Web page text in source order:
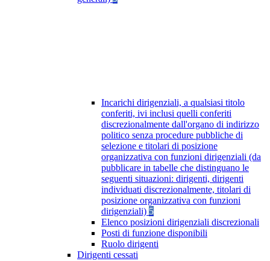
Incarichi dirigenziali, a qualsiasi titolo
conferiti, ivi inclusi quelli conferiti
discrezionalmente dall'organo di indirizzo
politico senza procedure pubbliche di
selezione e titolari di posizione
organizzativa con funzioni dirigenziali (da
pubblicare in tabelle che distinguano le
seguenti situazioni: dirigenti, dirigenti
individuati discrezionalmente, titolari di
posizione organizzativa con funzioni
dirigenziali) 5
Elenco posizioni dirigenziali discrezionali
Posti di funzione disponibili
Ruolo dirigenti
Dirigenti cessati